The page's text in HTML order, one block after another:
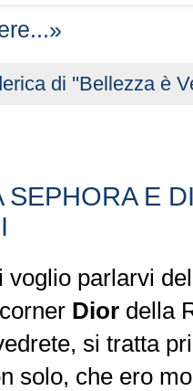
di ''Bellezza è
SEPHORA E
voglio parlarvi
Dior della
si tratta
solo, che ero